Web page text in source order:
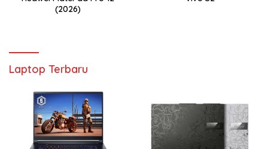
(2026)
Laptop Terbaru